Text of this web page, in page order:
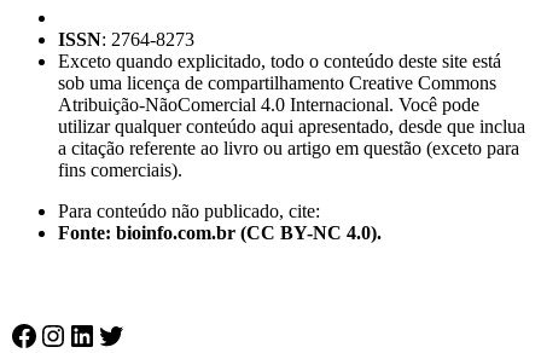
ISSN: 2764-8273
Exceto quando explicitado, todo o conteúdo deste site está
sob uma licença de compartilhamento Creative Commons
Atribuição-NãoComercial 4.0 Internacional. Você pode
utilizar qualquer conteúdo aqui apresentado, desde que inclua
a citação referente ao livro ou artigo em questão (exceto para
fins comerciais).
Para conteúdo não publicado, cite:
Fonte: bioinfo.com.br (CC BY-NC 4.0).
Facebook
Instagram
LinkedIn
Twitter